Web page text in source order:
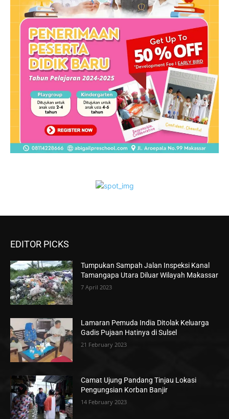
EDITOR PICKS
Tumpukan Sampah Jalan Inspeksi Kanal
Tamangapa Utara Diluar Wilayah Makassar
7 April 2023
Lamaran Pemuda India Ditolak Keluarga
Gadis Pujaan Hatinya di Sulsel
21 February 2023
Camat Ujung Pandang Tinjau Lokasi
Pengungsian Korban Banjir
14 February 2023